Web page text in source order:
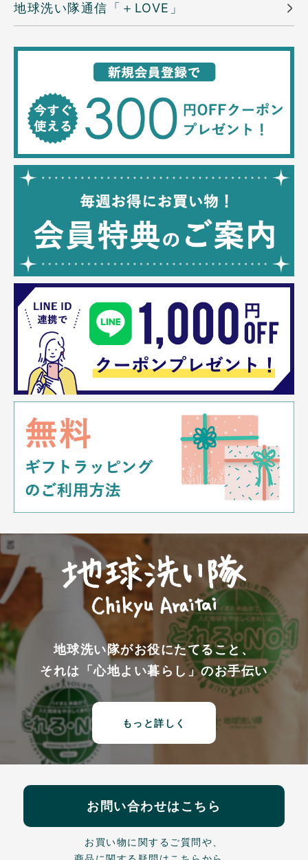
地球洗い隊通信「＋LOVE」
地球洗い隊がお役にたてること、
それは「心地よい暮らし」のお手伝い
もっと詳しく
お問い合わせはこちら
お買い物に関するご質問や、